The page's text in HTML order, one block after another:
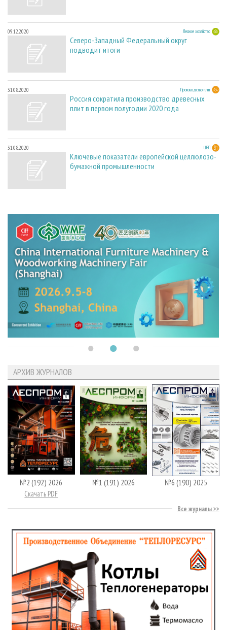
09.12.2020 Лесное хозяйство
Северо-Западный Федеральный округ
подводит итоги
31.08.2020 Производство плит
Россия сократила производство древесных
плит в первом полугодии 2020 года
31.08.2020 ЦБП
Ключевые показатели европейской целлюлозо-
бумажной промышленности
АРХИВ ЖУРНАЛОВ
№2 (192) 2026
Скачать PDF
№1 (191) 2026 №6 (190) 2025
Все журналы